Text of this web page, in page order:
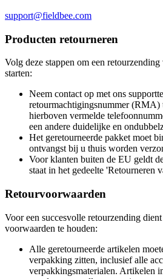
support@fieldbee.com
Producten retourneren
Volg deze stappen om een
starten:
Neem contact op met ons
retourmachtigingsnummer (RMA)
hierboven vermelde
een andere duidelijke en
Het geretourneerde pakket moet
ontvangst bij u thuis worden
Voor klanten buiten de EU geldt
staat in het gedeelte 'Retourneren
Retourvoorwaarden
Voor een succesvolle retourzending
voorwaarden te houden:
Alle geretourneerde artikelen
verpakking zitten, inclusief alle
verpakkingsmaterialen. Artikelen